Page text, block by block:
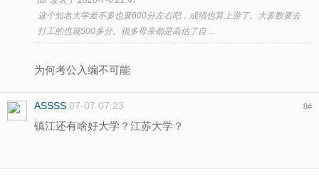
这个知名大学差不多也要600分左右吧，成绩也算上游了。大多数要去
打工的也就500多分。很多母亲都是高估了自 ...
为何考公入编不可能
ASSSS 07-07 07:23 8#
镇江还有啥好大学？江苏大学？